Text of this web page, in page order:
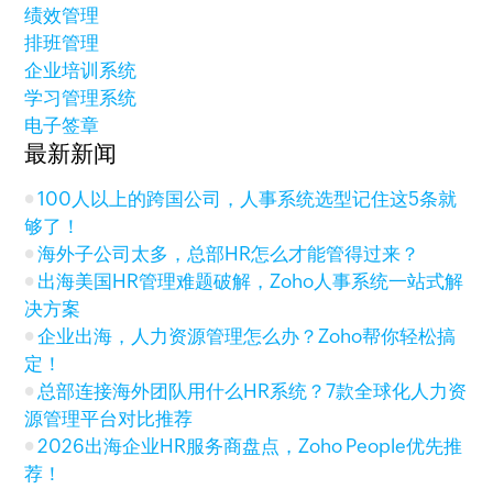
绩效管理
排班管理
企业培训系统
学习管理系统
电子签章
最新新闻
100人以上的跨国公司，人事系统选型记住这5条就
够了！
海外子公司太多，总部HR怎么才能管得过来？
出海美国HR管理难题破解，Zoho人事系统一站式解
决方案
企业出海，人力资源管理怎么办？Zoho帮你轻松搞
定！
总部连接海外团队用什么HR系统？7款全球化人力资
源管理平台对比推荐
2026出海企业HR服务商盘点，Zoho People优先推
荐！